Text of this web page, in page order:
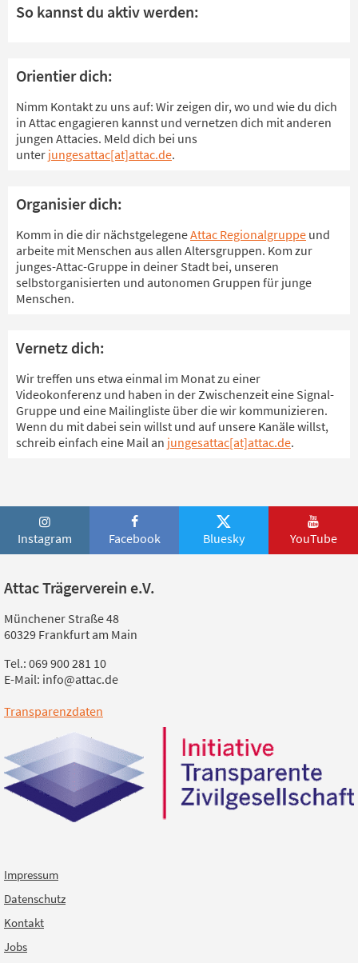
So kannst du aktiv werden:
Orientier dich:
Nimm Kontakt zu uns auf: Wir zeigen dir, wo und wie du dich
in Attac engagieren kannst und vernetzen dich mit anderen
jungen Attacies. Meld dich bei uns
unter jungesattac[at]attac.de.
Organisier dich:
Komm in die dir nächstgelegeneAttac Regionalgruppe und
arbeite mit Menschen aus allen Altersgruppen. Kom zur
junges-Attac-Gruppe in deiner Stadt bei, unseren
selbstorganisierten und autonomen Gruppen für junge
Menschen.
Vernetz dich:
Wir treffen uns etwa einmal im Monat zu einer
Videokonferenz und haben in der Zwischenzeit eine Signal-
Gruppe und eine Mailingliste über die wir kommunizieren.
Wenn du mit dabei sein willst und auf unsere Kanäle willst,
schreib einfach eine Mail an jungesattac[at]attac.de.
Instagram Facebook Bluesky YouTube
Attac Trägerverein e.V.
Münchener Straße 48
60329 Frankfurt am Main
Tel.: 069 900 281 10
E-Mail: info@attac.de
Transparenzdaten
Impressum
Datenschutz
Kontakt
Jobs